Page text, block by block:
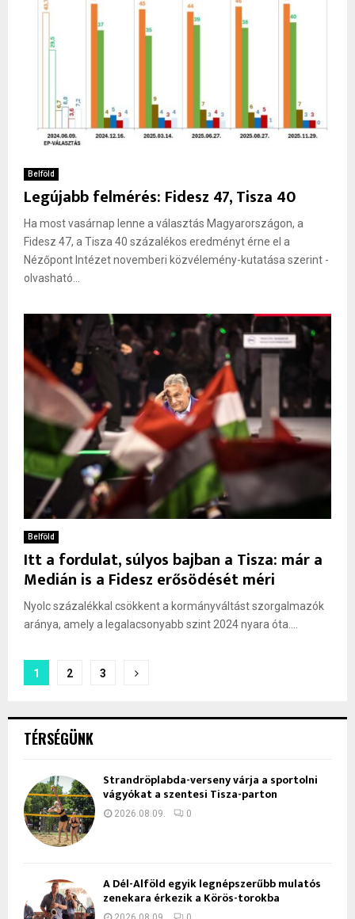
Belföld
Legújabb felmérés: Fidesz 47, Tisza 40
Ha most vasárnap lenne a választás Magyarországon, a
Fidesz 47, a Tisza 40 százalékos eredményt érne el a
Nézőpont Intézet novemberi közvélemény-kutatása szerint -
olvasható...
Belföld
Itt a fordulat, súlyos bajban a Tisza: már a
Medián is a Fidesz erősödését méri
Nyolc százalékkal csökkent a kormányváltást szorgalmazók
aránya, amely a legalacsonyabb szint 2024 nyara óta....
Bejegyzések
1 2 3
TÉRSÉGÜNK
Strandröplabda-verseny várja a sportolni
vágyókat a szentesi Tisza-parton
2026.08.09. 0
A Dél-Alföld egyik legnépszerűbb mulatós
zenekara érkezik a Körös-torokba